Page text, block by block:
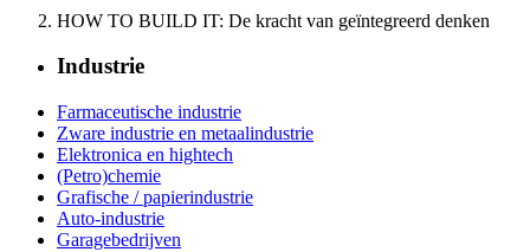
HOW TO BUILD IT: De kracht van geïntegreerd denken
Industrie
Farmaceutische industrie
Zware industrie en metaalindustrie
Elektronica en hightech
(Petro)chemie
Grafische / papierindustrie
Auto-industrie
Garagebedrijven